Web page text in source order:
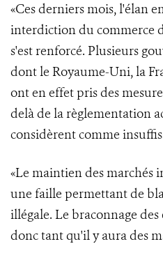
«Ces derniers mois, l'élan
interdiction du commerce
s'est renforcé. Plusieurs
dont le Royaume-Uni, la
ont en effet pris des
delà de la règlementation
considèrent comme
«Le maintien des marchés
une faille permettant de
illégale. Le braconnage
donc tant qu'il y aura des